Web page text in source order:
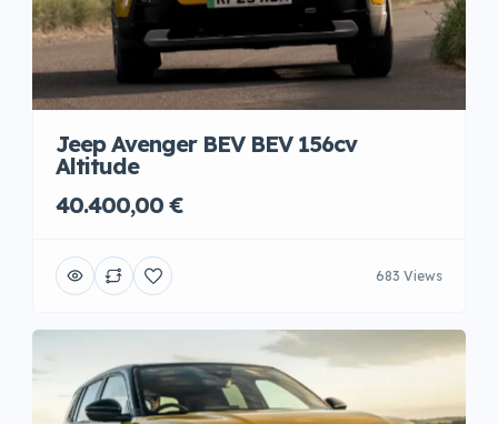
Jeep Avenger BEV BEV 156cv
Altitude
40.400,00 €
683 Views